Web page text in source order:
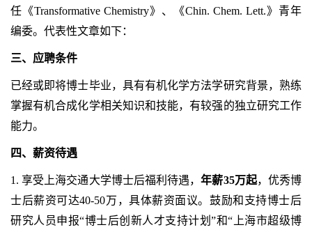
任《Transformative Chemistry》、《Chin. Chem. Lett.》青年
编委。代表性文章如下：
三、应聘条件
已经或即将博士毕业，具有有机化学方法学研究背景，熟练
掌握有机合成化学相关知识和技能，有较强的独立研究工作
能力。
四、薪资待遇
1.享受上海交通大学博士后福利待遇，年薪35万起，优秀博
士后薪资可达40-50万，具体薪资面议。鼓励和支持博士后
研究人员申报“博士后创新人才支持计划 ”和“ 上海市超级博